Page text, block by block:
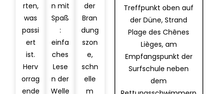
Treffpunkt oben auf
der Düne, Strand
Plage des Chênes
Lièges, am
Empfangspunkt der
Surfschule neben
dem
rten,
was
passi
ert
ist.
Herv
orrag
ende
n mit
Spaß
:
einfa
ches
Lese
n der
Welle
der
Bran
dung
szon
e,
schn
elle
m